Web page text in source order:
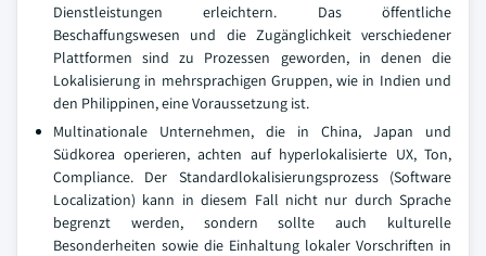
Dienstleistungen erleichtern. Das öffentliche
Beschaffungswesen und die Zugänglichkeit verschiedener
Plattformen sind zu Prozessen geworden, in denen die
Lokalisierung in mehrsprachigen Gruppen, wie in Indien und
den Philippinen, eine Voraussetzung ist.
Multinationale Unternehmen, die in China, Japan und
Südkorea operieren, achten auf hyperlokalisierte UX, Ton,
Compliance. Der Standardlokalisierungsprozess (Software
Localization) kann in diesem Fall nicht nur durch Sprache
begrenzt werden, sondern sollte auch kulturelle
Besonderheiten sowie die Einhaltung lokaler Vorschriften in